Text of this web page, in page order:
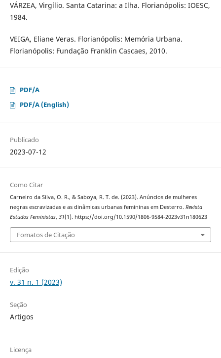
VÁRZEA, Virgílio. Santa Catarina: a Ilha. Florianópolis: IOESC,
1984.
VEIGA, Eliane Veras. Florianópolis: Memória Urbana.
Florianópolis: Fundação Franklin Cascaes, 2010.
PDF/A
PDF/A (English)
Publicado
2023-07-12
Como Citar
Carneiro da Silva, O. R., & Saboya, R. T. de. (2023). Anúncios de mulheres
negras escravizadas e as dinâmicas urbanas femininas em Desterro. Revista
Estudos Feministas, 31(1). https://doi.org/10.1590/1806-9584-2023v31n180623
Fomatos de Citação
Edição
v. 31 n. 1 (2023)
Seção
Artigos
Licença